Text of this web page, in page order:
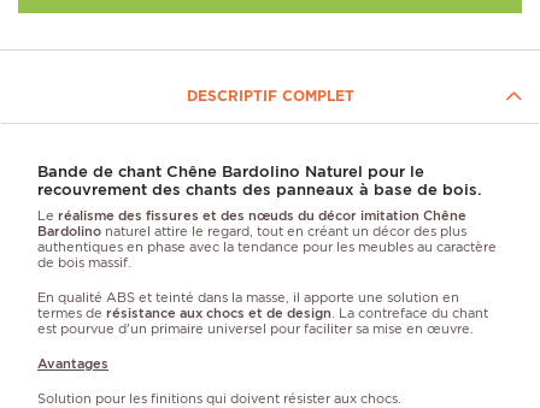
DESCRIPTIF COMPLET
Bande de chant Chêne Bardolino Naturel pour le
recouvrement des chants des panneaux à base de bois.
Le réalisme des fissures et des nœuds du décor imitation Chêne
Bardolino naturel attire le regard, tout en créant un décor des plus
authentiques en phase avec la tendance pour les meubles au caractère
de bois massif.
En qualité ABS et teinté dans la masse, il apporte une solution en
termes de résistance aux chocs et de design . La contreface du chant
est pourvue d'un primaire universel pour faciliter sa mise en œuvre.
Avantages
Solution pour les finitions qui doivent résister aux chocs.